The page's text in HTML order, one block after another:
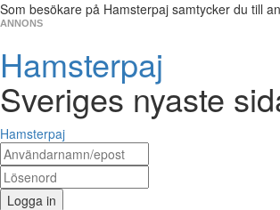
Som besökare på Hamsterpaj samtycker du till
ANNONS
Hamsterpaj
Sveriges nyaste
Hamsterpaj
Logga in